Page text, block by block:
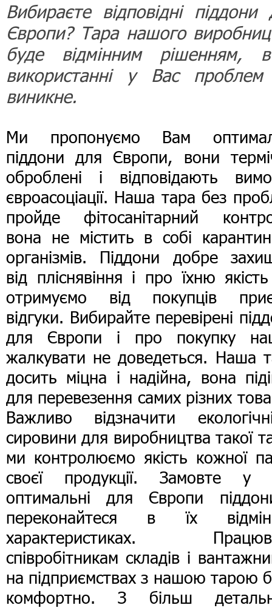
Вибираєте відповідні піддони
Європи? Тара нашого
буде відмінним рішенням,
використанні у Вас
виникне.
Ми пропонуємо Вам
піддони для Європи, вони
оброблені і відповідають
євроасоціації. Наша тара без
пройде фітосанітарний
вона не містить в собі
організмів. Піддони добре
від пліснявіння і про їхню
отримуємо від покупців
відгуки. Вибирайте перевірені
для Європи і про покупку
жалкувати не доведеться. Наша
досить міцна і надійна, вона
для перевезення самих різних
Важливо відзначити
сировини для виробництва такої
ми контролюємо якість кожної
своєї продукції. Замовте у
оптимальні для Європи
переконайтеся в їх
характеристиках.
співробітникам складів і
на підприємствах з нашою тарою
комфортно. З більш